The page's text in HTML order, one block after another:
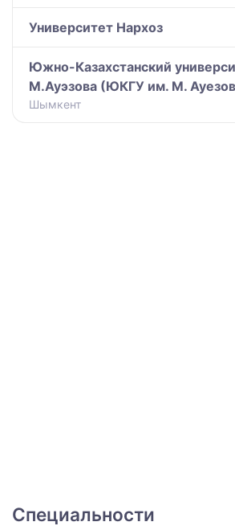
Университет Нархоз
Южно-Казахстанский
М.Ауэзова (ЮКГУ им. М.
Шымкент
Специальности